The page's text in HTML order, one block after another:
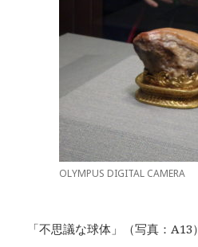
OLYMPUS DIGITAL CAMERA
「不思議な球体」（写真：A13）